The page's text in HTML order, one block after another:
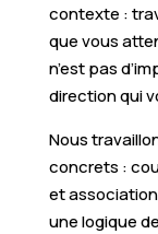
contexte :
que vous
n’est pas
direction qui
Nous
concrets :
et
une logique